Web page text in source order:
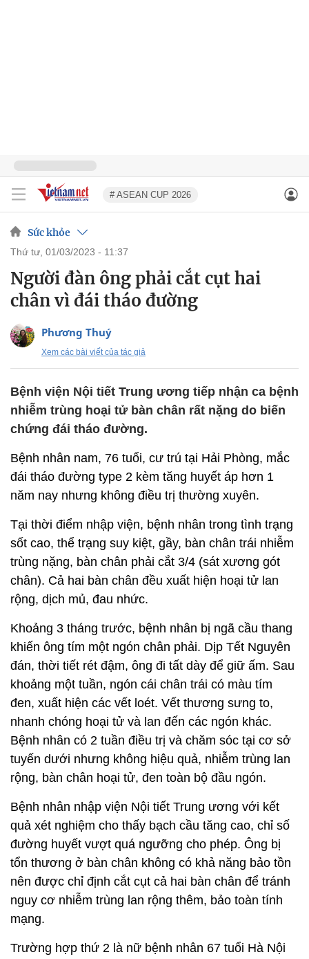
# ASEAN CUP 2026
Sức khỏe
thứ tư, 01/03/2023 - 11:37
Người đàn ông phải cắt cụt hai
chân vì đái tháo đường
Phương Thuý
Xem các bài viết của tác giả
Bệnh viện Nội tiết Trung ương tiếp nhận ca bệnh
nhiễm trùng hoại tử bàn chân rất nặng do biến
chứng đái tháo đường.
Bệnh nhân nam, 76 tuổi, cư trú tại Hải Phòng, mắc
đái tháo đường type 2 kèm tăng huyết áp hơn 1
năm nay nhưng không điều trị thường xuyên.
Tại thời điểm nhập viện, bệnh nhân trong tình trạng
sốt cao, thể trạng suy kiệt, gầy, bàn chân trái nhiễm
trùng nặng, bàn chân phải cắt 3/4 (sát xương gót
chân). Cả hai bàn chân đều xuất hiện hoại tử lan
rộng, dịch mủ, đau nhức.
Khoảng 3 tháng trước, bệnh nhân bị ngã cầu thang
khiến ông tím một ngón chân phải. Dịp Tết Nguyên
đán, thời tiết rét đậm, ông đi tất dày để giữ ấm. Sau
khoảng một tuần, ngón cái chân trái có màu tím
đen, xuất hiện các vết loét. Vết thương sưng to,
nhanh chóng hoại tử và lan đến các ngón khác.
Bệnh nhân có 2 tuần điều trị và chăm sóc tại cơ sở
tuyến dưới nhưng không hiệu quả, nhiễm trùng lan
rộng, bàn chân hoại tử, đen toàn bộ đầu ngón.
Bệnh nhân nhập viện Nội tiết Trung ương với kết
quả xét nghiệm cho thấy bạch cầu tăng cao, chỉ số
đường huyết vượt quá ngưỡng cho phép. Ông bị
tổn thương ở bàn chân không có khả năng bảo tồn
nên được chỉ định cắt cụt cả hai bàn chân để tránh
nguy cơ nhiễm trùng lan rộng thêm, bảo toàn tính
mạng.
Trường hợp thứ 2 là nữ bệnh nhân 67 tuổi Hà Nội